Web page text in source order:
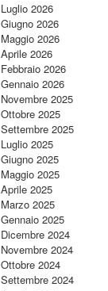
Luglio 2026
Giugno 2026
Maggio 2026
Aprile 2026
Febbraio 2026
Gennaio 2026
Novembre 2025
Ottobre 2025
Settembre 2025
Luglio 2025
Giugno 2025
Maggio 2025
Aprile 2025
Marzo 2025
Gennaio 2025
Dicembre 2024
Novembre 2024
Ottobre 2024
Settembre 2024